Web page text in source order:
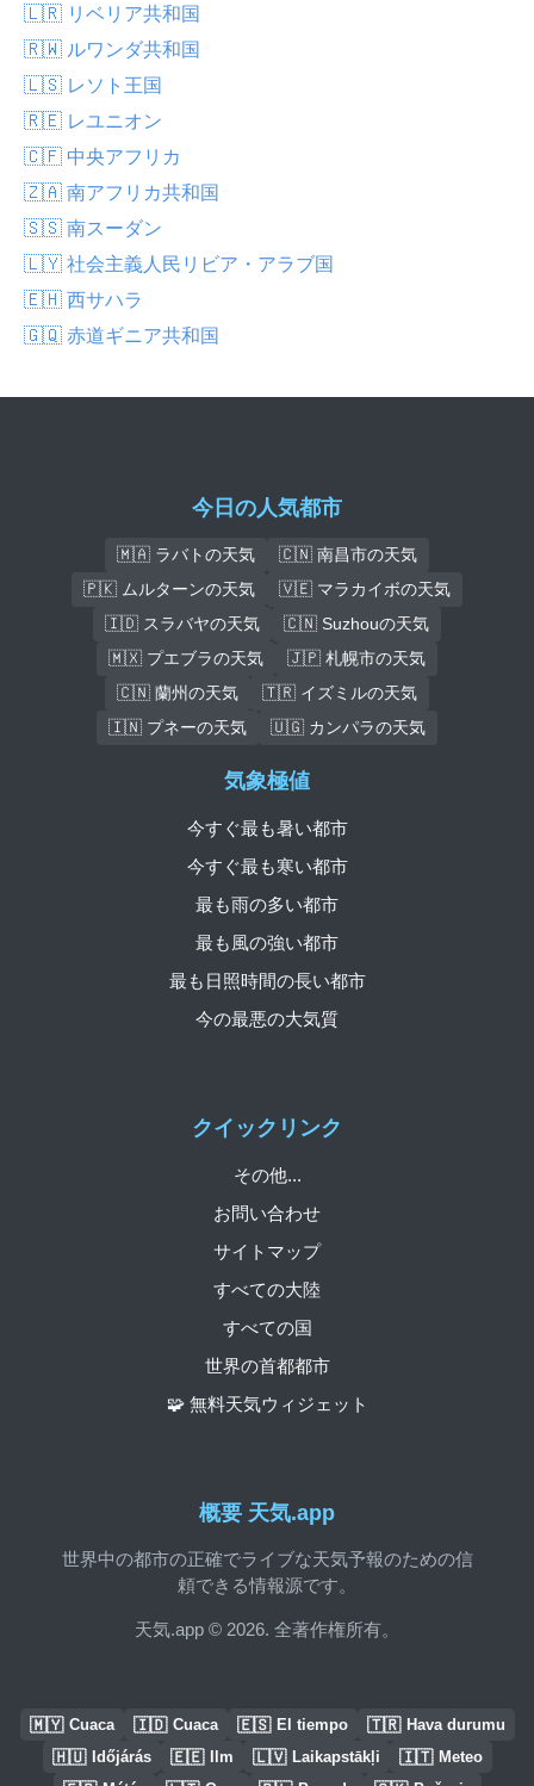
🇱🇷 リベリア共和国
🇷🇼 ルワンダ共和国
🇱🇸 レソト王国
🇷🇪 レユニオン
🇨🇫 中央アフリカ
🇿🇦 南アフリカ共和国
🇸🇸 南スーダン
🇱🇾 社会主義人民リビア・アラブ国
🇪🇭 西サハラ
🇬🇶 赤道ギニア共和国
今日の人気都市
🇲🇦 ラバトの天気
🇨🇳 南昌市の天気
🇵🇰 ムルターンの天気
🇻🇪 マラカイボの天気
🇮🇩 スラバヤの天気
🇨🇳 Suzhouの天気
🇲🇽 プエブラの天気
🇯🇵 札幌市の天気
🇨🇳 蘭州の天気
🇹🇷 イズミルの天気
🇮🇳 プネーの天気
🇺🇬 カンパラの天気
概要 天気.app
世界中の都市の正確でライブな天気予報のための信
頼できる情報源です。
天気.app © 2026. 全著作権所有。
クイックリンク
その他...
お問い合わせ
サイトマップ
すべての大陸
すべての国
世界の首都都市
🧩 無料天気ウィジェット
気象極値
今すぐ最も暑い都市
今すぐ最も寒い都市
最も雨の多い都市
最も風の強い都市
最も日照時間の長い都市
今の最悪の大気質
🇲🇾 Cuaca 🇮🇩 Cuaca 🇪🇸 El tiempo 🇹🇷 Hava durumu
🇭🇺 Időjárás 🇪🇪 Ilm 🇱🇻 Laikapstākļi 🇮🇹 Meteo